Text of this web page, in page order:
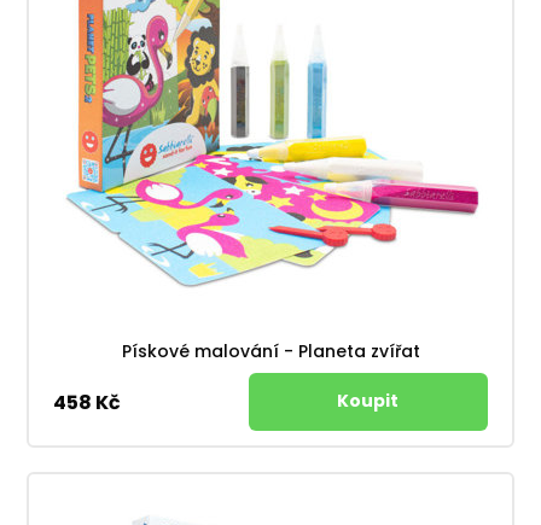
Pískové malování - Planeta zvířat
458 Kč